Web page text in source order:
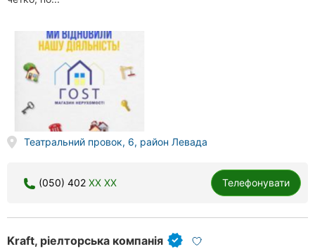
Театральний провок, 6, район Левада
(050) 402 XX XX Телефонувати
Kraft, ріелторська компанія